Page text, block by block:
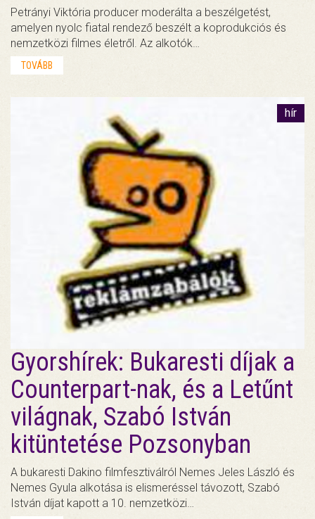
Petrányi Viktória producer moderálta a beszélgetést,
amelyen nyolc fiatal rendező beszélt a koprodukciós és
nemzetközi filmes életről. Az alkotók…
TOVÁBB
hír
Gyorshírek: Bukaresti díjak a
Counterpart-nak, és a Letűnt
világnak, Szabó István
kitüntetése Pozsonyban
A bukaresti Dakino filmfesztiválról Nemes Jeles László és
Nemes Gyula alkotása is elismeréssel távozott, Szabó
István díjat kapott a 10. nemzetközi…